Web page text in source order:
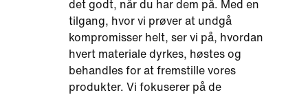
det godt, når du har dem på. Med en
tilgang, hvor vi prøver at undgå
kompromisser helt, ser vi på, hvordan
hvert materiale dyrkes, høstes og
behandles for at fremstille vores
produkter. Vi fokuserer på de